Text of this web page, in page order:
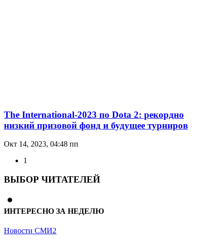
The International-2023 по Dota 2: рекордно
низкий призовой фонд и будущее турниров
Окт 14, 2023, 04:48 пп
1
ВЫБОР ЧИТАТЕЛЕЙ
ИНТЕРЕСНО ЗА НЕДЕЛЮ
Новости СМИ2